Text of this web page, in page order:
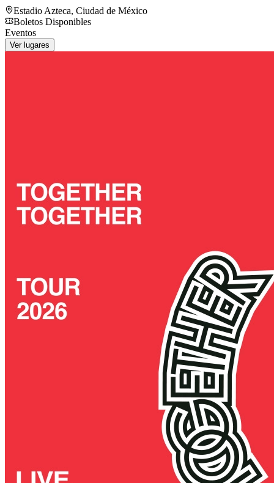
Estadio Azteca, Ciudad de México
Boletos Disponibles
Eventos
Ver lugares